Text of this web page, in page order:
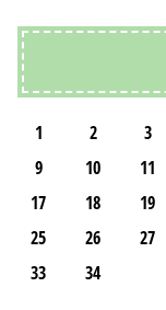
1 2 3
9
10 11
17
18 19
25
26 27
33
34